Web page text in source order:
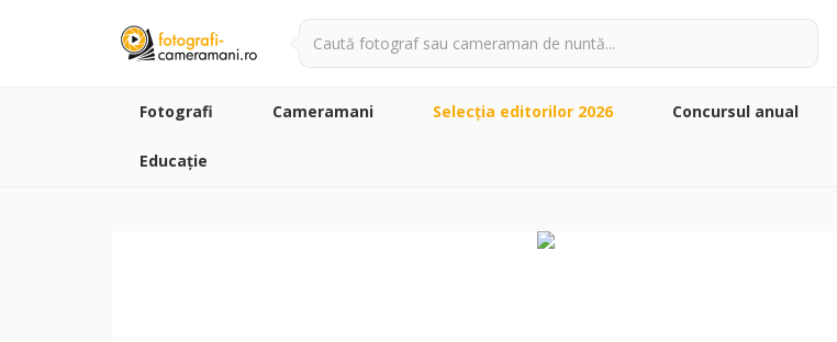
Fotografi Cameramani Selecţia editorilor 2026 Concursul anual
Educație